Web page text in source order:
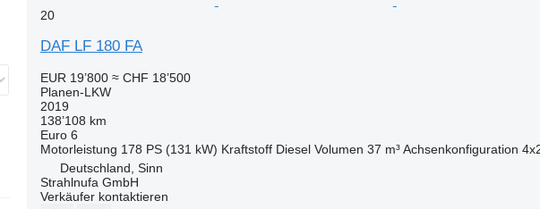
20
DAF LF 180 FA
EUR 19’800 ≈ CHF 18’500
Planen-LKW
2019
138’108 km
Euro 6
Motorleistung 178 PS (131 kW) Kraftstoff Diesel Volumen 37 m³ Achsenkonfiguration
Deutschland, Sinn
Strahlnufa GmbH
Verkäufer kontaktieren